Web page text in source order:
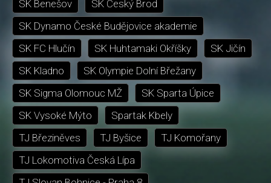
SK Benešov
SK Český Brod
SK Dynamo České Budějovice akademie
SK FC Hlučín
SK Huhtamaki Okříšky
SK Jičín
SK Kladno
SK Olympie Dolní Břežany
SK Sigma Olomouc MŽ
SK Sparta Úpice
SK Vysoké Mýto
Spartak Kbely
TJ Březiněves
TJ Byšice
TJ Komořany
TJ Lokomotiva Česká Lípa